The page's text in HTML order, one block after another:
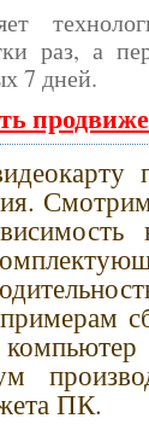
раз, а
7 дней.
ПК.